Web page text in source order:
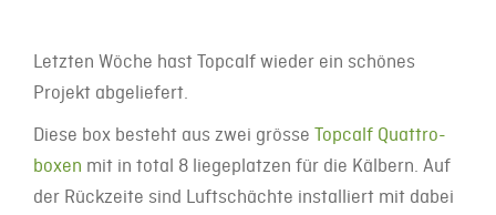
Letzten Wöche hast Topcalf wieder ein schönes
Projekt abgeliefert.
Diese box besteht aus zwei grösse Topcalf Quattro-
boxen mit in total 8 liegeplatzen für die Kälbern. Auf
der Rückzeite sind Luftschächte installiert mit dabei